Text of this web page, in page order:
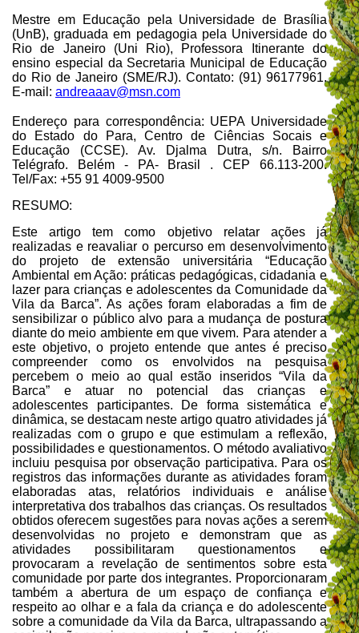
Mestre em Educação pela Universidade de Brasília
(UnB), graduada em pedagogia pela Universidade do
Rio de Janeiro (Uni Rio), Professora Itinerante do
ensino especial da Secretaria Municipal de Educação
do Rio de Janeiro (SME/RJ). Contato: (91) 96177961.
E-mail: andreaaav@msn.com
Endereço para correspondência: UEPA Universidade
do Estado do Para, Centro de Ciências Socais e
Educação (CCSE). Av. Djalma Dutra, s/n. Bairro
Telégrafo. Belém - PA- Brasil . CEP 66.113-200.
Tel/Fax: +55 91 4009-9500
RESUMO:
Este artigo tem como objetivo relatar ações já
realizadas e reavaliar o percurso em desenvolvimento
do projeto de extensão universitária “Educação
Ambiental em Ação: práticas pedagógicas, cidadania e
lazer para crianças e adolescentes da Comunidade da
Vila da Barca”. As ações foram elaboradas a fim de
sensibilizar o público alvo para a mudança de postura
diante do meio ambiente em que vivem. Para atender a
este objetivo, o projeto entende que antes é preciso
compreender como os envolvidos na pesquisa
percebem o meio ao qual estão inseridos “Vila da
Barca” e atuar no potencial das crianças e
adolescentes participantes. De forma sistemática e
dinâmica, se destacam neste artigo quatro atividades já
realizadas com o grupo e que estimulam a reflexão,
possibilidades e questionamentos. O método avaliativo
incluiu pesquisa por observação participativa. Para os
registros das informações durante as atividades foram
elaboradas atas, relatórios individuais e análise
interpretativa dos trabalhos das crianças. Os resultados
obtidos oferecem sugestões para novas ações a serem
desenvolvidas no projeto e demonstram que as
atividades possibilitaram questionamentos e
provocaram a revelação de sentimentos sobre esta
comunidade por parte dos integrantes. Proporcionaram
também a abertura de um espaço de confiança e
respeito ao olhar e a fala da criança e do adolescente
sobre a comunidade da Vila da Barca, ultrapassando a